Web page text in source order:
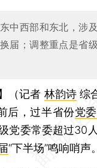
中西部和东北，涉
届；调整重点是省
（记者 林韵诗综
后，过半省份党
党委常委超过30
“下半场”鸣响哨声。